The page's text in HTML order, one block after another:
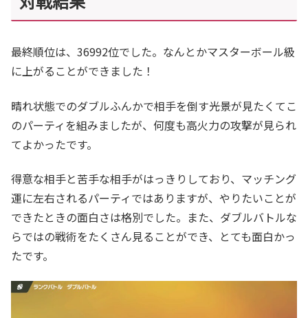
最終順位は、36992位でした。なんとかマスターボール級
に上がることができました！
晴れ状態でのダブルふんかで相手を倒す光景が見たくてこ
のパーティを組みましたが、何度も高火力の攻撃が見られ
てよかったです。
得意な相手と苦手な相手がはっきりしており、マッチング
運に左右されるパーティではありますが、やりたいことが
できたときの面白さは格別でした。また、ダブルバトルな
らではの戦術をたくさん見ることができ、とても面白かっ
たです。